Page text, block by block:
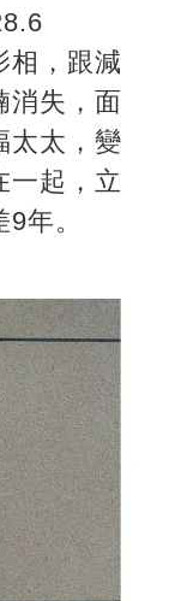
相，跟減
消失，面
太太，變
一起，立
年。